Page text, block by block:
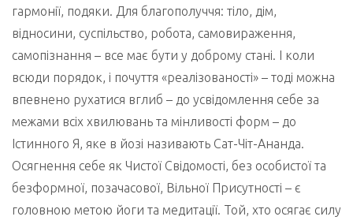
гармонії, подяки. Для благополуччя: тіло, дім,
відносини, суспільство, робота, самовираження,
самопізнання – все має бути у доброму стані. І коли
всюди порядок, і почуття «реалізованості» – тоді можна
впевнено рухатися вглиб – до усвідомлення себе за
межами всіх хвилювань та мінливості форм – до
Істинного Я, яке в йозі називають Сат-Чіт-Ананда.
Осягнення себе як Чистої Свідомості, без особистої та
безформної, позачасової, Вільної Присутності – є
головною метою йоги та медитації. Той, хто осягає силу